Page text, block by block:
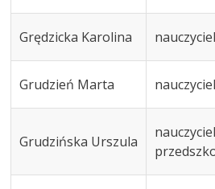
Grędzicka Karolina
Grudzień Marta
Grudzińska Urszula